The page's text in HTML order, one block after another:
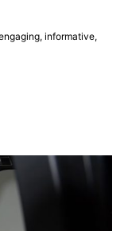
informative,